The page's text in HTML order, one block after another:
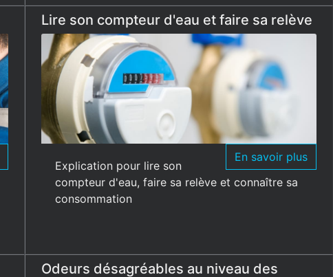
Lire son compteur d'eau et faire sa relève
En savoir plus
Explication pour lire son
compteur d'eau, faire sa relève et connaître sa
consommation
Odeurs désagréables au niveau des